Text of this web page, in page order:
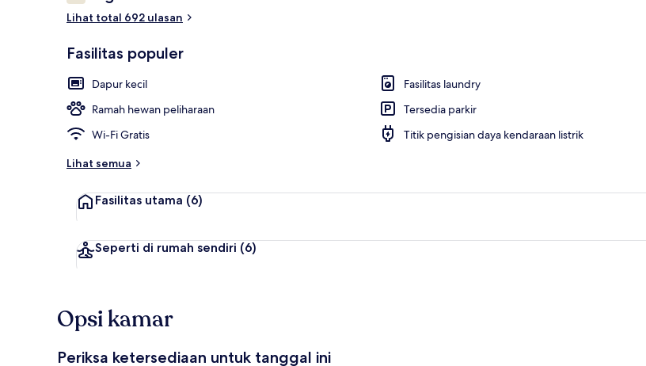
Sarapan prasmanan setiap hari dengan biaya tambahan
Lihat total 692 ulasan
Fasilitas populer
Dapur kecil
Fasilitas laundry
Ramah hewan peliharaan
Tersedia parkir
Wi-Fi Gratis
Titik pengisian daya kendaraan listrik
Lihat semua
Fasilitas utama (6)
Seperti di rumah sendiri (6)
Opsi kamar
Periksa ketersediaan untuk tanggal ini